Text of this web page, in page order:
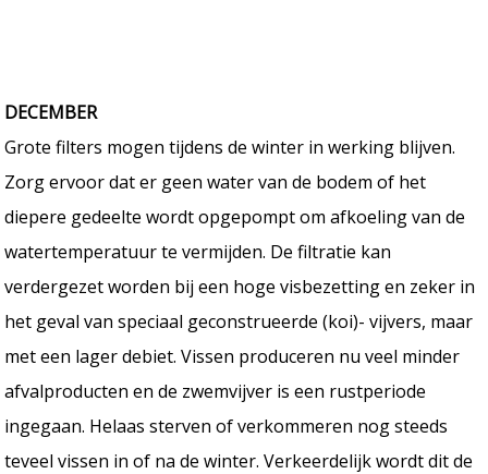
DECEMBER
Grote filters mogen tijdens de winter in werking blijven.
Zorg ervoor dat er geen water van de bodem of het
diepere gedeelte wordt opgepompt om afkoeling van de
watertemperatuur te vermijden. De filtratie kan
verdergezet worden bij een hoge visbezetting en zeker in
het geval van speciaal geconstrueerde (koi)- vijvers, maar
met een lager debiet. Vissen produceren nu veel minder
afvalproducten en de zwemvijver is een rustperiode
ingegaan. Helaas sterven of verkommeren nog steeds
teveel vissen in of na de winter. Verkeerdelijk wordt dit de